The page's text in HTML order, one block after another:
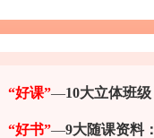
“好课”—10大立体班级
“好书”—9大随课资料：